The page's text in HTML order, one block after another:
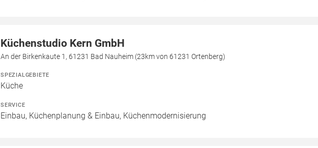
Küchenstudio Kern GmbH
An der Birkenkaute 1, 61231 Bad Nauheim (23km von 61231 Ortenberg)
SPEZIALGEBIETE
Küche
SERVICE
Einbau, Küchenplanung & Einbau, Küchenmodernisierung